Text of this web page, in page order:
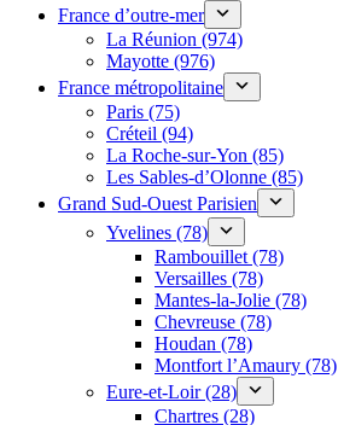
France d’outre-mer
La Réunion (974)
Mayotte (976)
France métropolitaine
Paris (75)
Créteil (94)
La Roche-sur-Yon (85)
Les Sables-d’Olonne (85)
Grand Sud-Ouest Parisien
Yvelines (78)
Rambouillet (78)
Versailles (78)
Mantes-la-Jolie (78)
Chevreuse (78)
Houdan (78)
Montfort l’Amaury (78)
Eure-et-Loir (28)
Chartres (28)